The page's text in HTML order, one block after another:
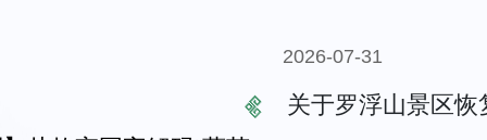
2026-07-31
关于罗浮山景区恢